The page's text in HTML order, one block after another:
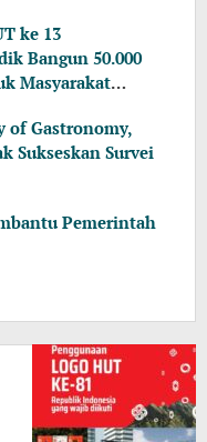
ke 13
Bangun 50.000
Masyarakat
of Gastronomy,
Sukseskan Survei
Pemerintah